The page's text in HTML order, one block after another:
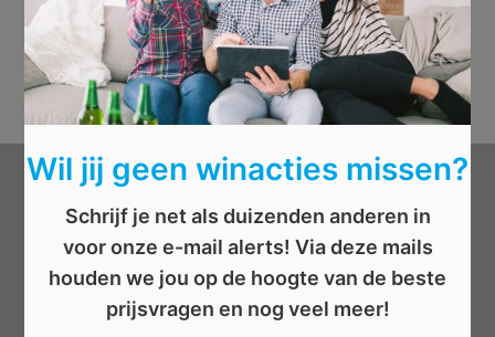
Categorieën
Beauty
Wil jij geen winacties missen?
Schrijf je net als duizenden anderen in
voor onze e-mail alerts! Via deze mails
houden we jou op de hoogte van de beste
prijsvragen en nog veel meer!